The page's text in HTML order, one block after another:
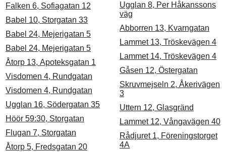
Falken 6, Sofiagatan 12
Babel 10, Storgatan 33
Babel 24, Mejerigatan 5
Babel 24, Mejerigatan 5
Åtorp 13, Apoteksgatan 1
Visdomen 4, Rundgatan
Visdomen 4, Rundgatan
Ugglan 16, Södergatan 35
Höör 59:30, Storgatan
Flugan 7, Storgatan
Åtorp 5, Fredsgatan 20
Ugglan 8, Per Håkanssons
väg
Abborren 13, Kvarngatan
Lammet 13, Tröskevägen 4
Lammet 14, Tröskevägen 4
Gåsen 12, Östergatan
Skruvmejseln 2, Åkerivägen
3
Uttern 12, Glasgränd
Lammet 12, Vångavägen 40
Rådjuret 1, Föreningstorget
4A